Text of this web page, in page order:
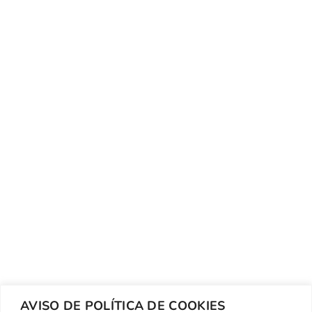
AVISO DE POLÍTICA DE COOKIES